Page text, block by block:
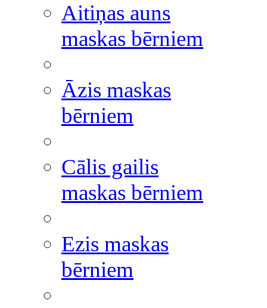
Aitiņas auns
maskas bērniem
Āzis maskas
bērniem
Cālis gailis
maskas bērniem
Ezis maskas
bērniem